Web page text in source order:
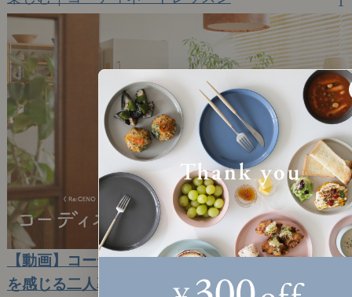
【動画】コーディネートレッスン69｜木の温もり
を感じる二人暮らしのダイニング